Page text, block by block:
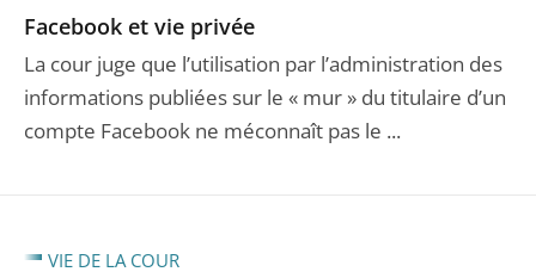
Facebook et vie privée
La cour juge que l’utilisation par l’administration des
informations publiées sur le « mur » du titulaire d’un
compte Facebook ne méconnaît pas le ...
VIE DE LA COUR